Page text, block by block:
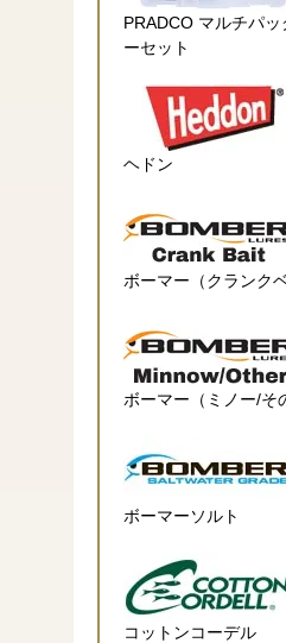
PRADCO マルチパッ
ーセット
ヘドン
ボーマー（クランク
ボーマー（ミノー/そ
ボーマーソルト
コットンコーデル